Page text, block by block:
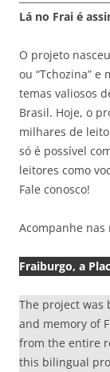
Lá no Frai é
O projeto
ou “Tchozina”
temas valiosos
Brasil. Hoje, o
milhares de
só é possível
leitores como
Fale conosco!
Acompanhe nas
Fraiburgo, a
The project was
and memory of
from the entire
this bilingual